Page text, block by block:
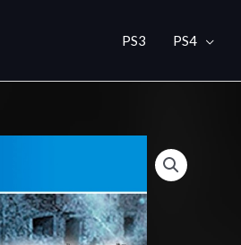
PS3 PS4